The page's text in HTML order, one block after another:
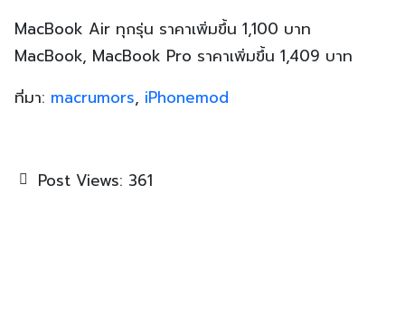
MacBook Air ทุกรุ่น ราคาเพิ่มขึ้น 1,100 บาท
MacBook, MacBook Pro ราคาเพิ่มขึ้น 1,409 บาท
ที่มา: macrumors, iPhonemod
Post Views: 361